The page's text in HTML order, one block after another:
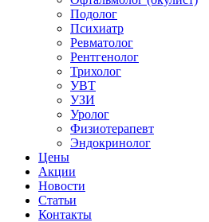
Подолог
Психиатр
Ревматолог
Рентгенолог
Трихолог
УВТ
УЗИ
Уролог
Физиотерапевт
Эндокринолог
Цены
Акции
Новости
Статьи
Контакты